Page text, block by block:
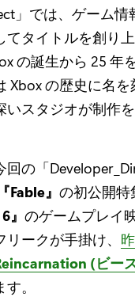
」では、ゲーム
てタイトルを創り
の誕生から 25
Xbox の歴史に名
いスタジオが制作
回の「
『Fable』 の初公開特
』 のゲームプレイ
ークが手掛け、
(ビー
。